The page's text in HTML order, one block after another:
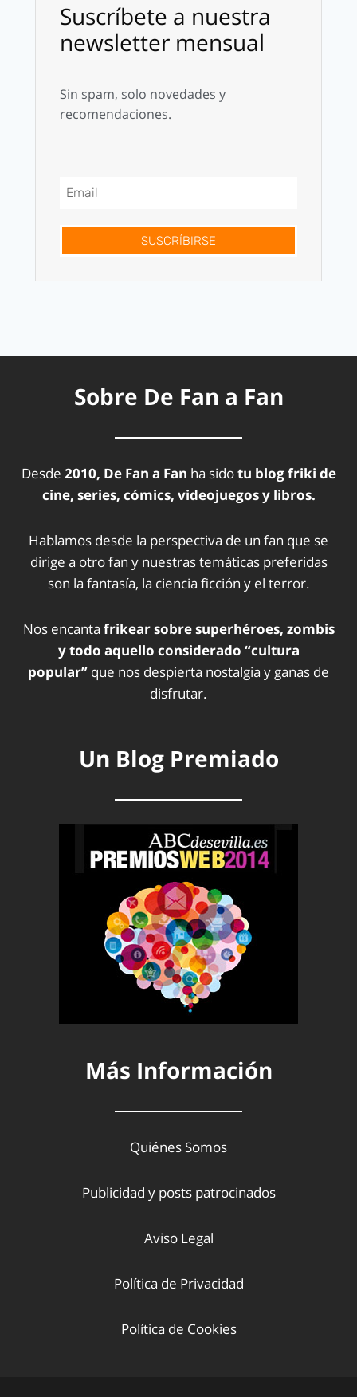
Suscríbete a nuestra
newsletter mensual
Sin spam, solo novedades y
recomendaciones.
SUSCRÍBIRSE
Sobre De Fan a Fan
Desde 2010, De Fan a Fan ha sidotu blog friki de
cine, series, cómics, videojuegos y libros.
Hablamos desde la perspectiva de un fan que se
dirige a otro fan y nuestras temáticas preferidas
son la fantasía, la ciencia ficción y el terror.
Nos encanta frikear sobre superhéroes, zombis
y todo aquello considerado “cultura
popular” que nos despierta nostalgia y ganas de
disfrutar.
Un Blog Premiado
Más Información
Quiénes Somos
Publicidad y posts patrocinados
Aviso Legal
Política de Privacidad
Política de Cookies